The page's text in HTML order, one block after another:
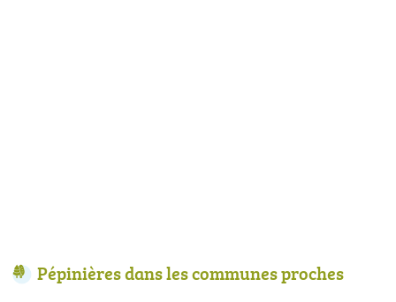
Pépinières dans les communes proches